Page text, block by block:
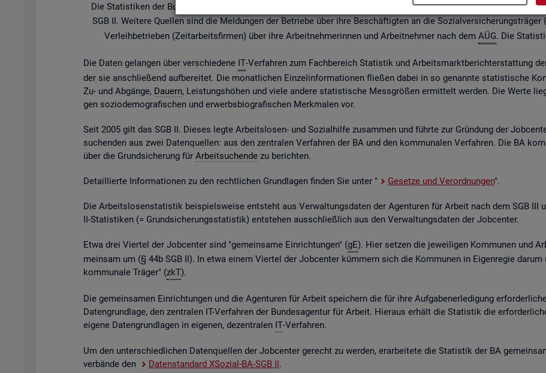
Die Sta­tis­ti­ken der Bun­des­agen­tur für Ar­beit ba­sie­ren über­wie­gend auf Ge­schäfts­da­ten der Agen­tu­ren für Ar­beit
SGB II. Wei­te­re Quel­len sind die Mel­dun­gen der Be­trie­be über ihre Be­schäf­tig­ten an die So­zi­al­ver­si­che­rungs­trä­ger (
Ver­leih­be­trie­ben (Zeit­ar­beits­fir­men) über ihre Ar­beit­neh­me­rin­nen und Ar­beit­neh­mer nach dem AÜG. Die
Die Daten ge­lan­gen über ver­schie­de­ne IT-Ver­fah­ren zum Fach­be­reich Sta­tis­tik und Ar­beits­markt­be­richt­erstat­tung
der sie an­schlie­ßend auf­be­rei­tet. Die mo­nat­li­chen Ein­zel­in­for­ma­tio­nen flie­ßen dabei in so ge­nann­te sta­tis­ti­sche
Zu- und Ab­gän­ge, Dau­ern, Leis­tungs­hö­hen und viele an­de­re sta­tis­ti­sche Mess­grö­ßen er­mit­telt wer­den. Die Werte
gen so­zio­de­mo­gra­fi­schen und er­werbs­bio­gra­fi­schen Merk­ma­len vor.
Seit 2005 gilt das SGB II. Die­ses legte Ar­beits­lo­sen- und So­zi­al­hil­fe zu­sam­men und führ­te zur Grün­dung der
su­chen­den aus zwei Da­ten­quel­len: aus den zen­tra­len Ver­fah­ren der BA und den kom­mu­na­len Ver­fah­ren. Die BA
über die Grund­si­che­rung für Ar­beit­su­chen­dezu be­rich­ten.
De­tail­lier­te In­for­ma­tio­nen zu den recht­li­chen Grund­la­gen fin­den Sie unter " Ge­set­ze und Ver­ord­nun­gen".
Die Ar­beits­lo­sen­sta­tis­tik bei­spiels­wei­se ent­steht aus Ver­wal­tungs­da­ten der Agen­tu­ren für Ar­beit nach dem SGB III
II-Sta­tis­ti­ken (= Grund­si­che­rungs­sta­tis­tik) ent­ste­hen aus­schlie­ß­lich aus den Ver­wal­tungs­da­ten der Job­cen­ter.
Etwa drei Vier­tel der Job­cen­ter sind "ge­mein­sa­me Ein­rich­tun­gen" (gE). Hier set­zen die je­wei­li­gen Kom­mu­nen und
mein­sam um (§ 44b SGB II). In etwa einem Vier­tel der Job­cen­ter küm­mern sich die Kom­mu­nen in Ei­gen­re­gie darum
kom­mu­na­le Trä­ger" (zkT).
Die ge­mein­sa­men Ein­rich­tun­gen und die Agen­tu­ren für Ar­beit spei­chern die für ihre Auf­ga­ben­er­le­di­gung
Da­ten­grund­la­ge, den zen­tra­len IT-Ver­fah­ren der Bun­des­agen­tur für Ar­beit. Hier­aus er­hält die Sta­tis­tik die
ei­ge­ne Da­ten­grund­la­gen in ei­ge­nen, de­zen­tra­len IT-Ver­fah­ren.
Um den un­ter­schied­li­chen Da­ten­quel­len der Job­cen­ter ge­recht zu wer­den, er­ar­bei­te­te die Sta­tis­tik der BA
ver­bän­de den
Da­ten­stan­dard XSo­zi­al-BA-SGB II.